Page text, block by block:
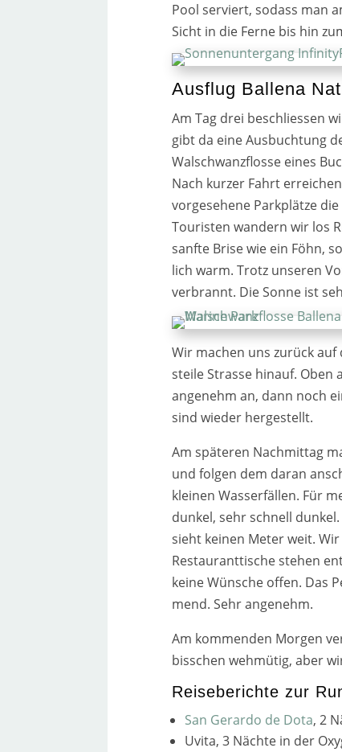
Pool ser­viert, sodass man
Sicht in die Ferne bis hin
Ausflug Ballena
Am Tag drei beschlies­sen
gibt da eine Ausbuchtung
Walschwanzflosse eines
Nach kur­zer Fahrt
vor­ge­se­he­ne Parkplätze
Touristen wan­dern wir los
sanf­te Brise wie ein Föhn,
lich warm. Trotz unse­ren
ver­brannt. Die Sonne ist
Wir machen uns zurück
stei­le Strasse hin­auf. Oben
ange­nehm an, dann noch
sind wie­der her­ge­stellt.
Am spä­te­ren Nachmittag
und fol­gen dem dar­an
klei­nen Wasserfällen. Für
dun­kel, sehr schnell
sieht kei­nen Meter weit.
Restauranttische ste­hen
kei­ne Wünsche offen. Das
mend. Sehr ange­nehm.
Am kom­men­den Morgen
biss­chen weh­mü­tig, aber
Reiseberichte zur
San Gerardo de Dota, 2
Uvita, 3 Nächte in der